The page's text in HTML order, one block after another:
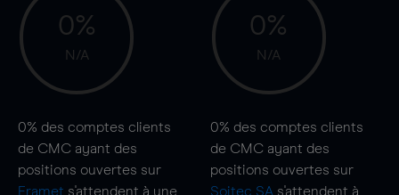
0%
N/A
0% des comptes clients
de CMC ayant des
positions ouvertes sur
Eramet s'attendent à une
0%
N/A
0% des comptes clients
de CMC ayant des
positions ouvertes sur
Soitec SA s'attendent à